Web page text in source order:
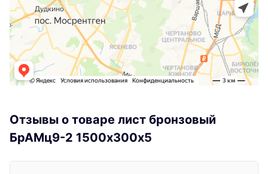
Отзывы о товаре лист бронзовый
БрАМц9-2 1500х300х5